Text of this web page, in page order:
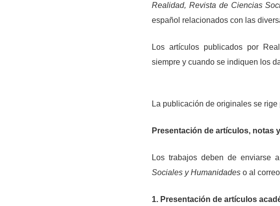
Realidad, Revista de Ciencias
español relacionados con las
Los artículos publicados por
siempre y cuando se indiquen los
La publicación de originales se
Presentación de artículos, notas
Los trabajos deben de enviarse
Sociales y Humanidades o al
1. Presentación de artículos